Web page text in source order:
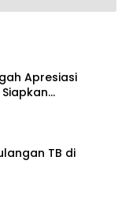
Apresiasi
GGP
TB di